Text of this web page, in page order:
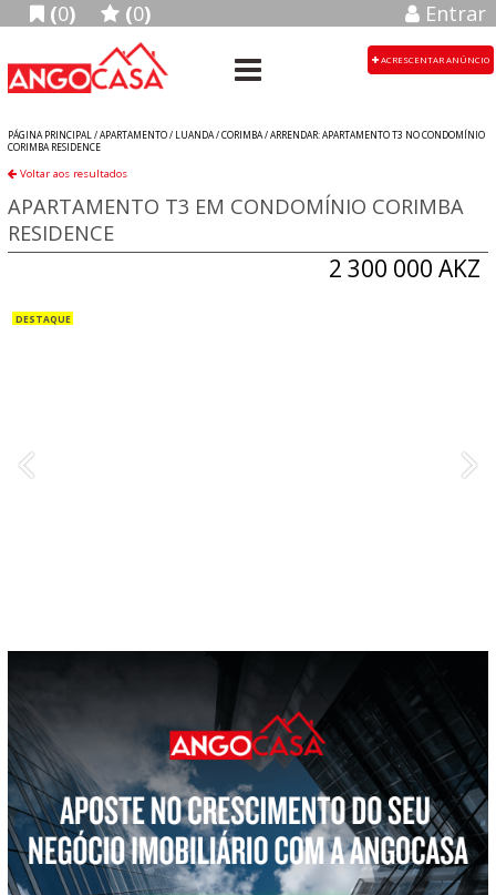
(0) (0) Entrar
ACRESCENTAR ANÚNCIO
PÁGINA PRINCIPAL /APARTAMENTO/ LUANDA/CORIMBA/ARRENDAR: APARTAMENTO T3 NO CONDOMÍNIO
CORIMBA RESIDENCE
Voltar aos resultados
2 300 000 AKZ
APARTAMENTO T3 EM CONDOMÍNIO CORIMBA
RESIDENCE